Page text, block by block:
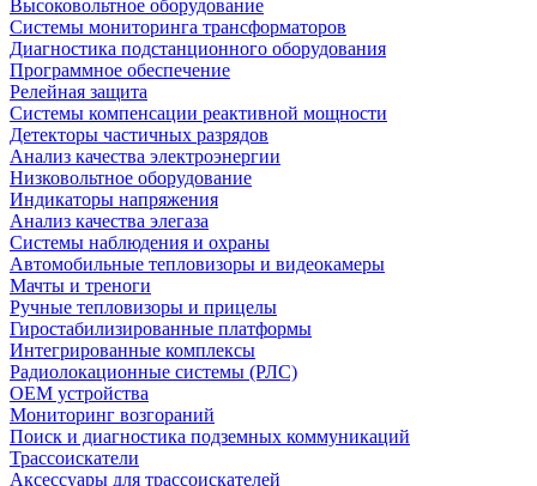
Высоковольтное оборудование
Системы мониторинга трансформаторов
Диагностика подстанционного оборудования
Программное обеспечение
Релейная защита
Системы компенсации реактивной мощности
Детекторы частичных разрядов
Анализ качества электроэнергии
Низковольтное оборудование
Индикаторы напряжения
Анализ качества элегаза
Системы наблюдения и охраны
Автомобильные тепловизоры и видеокамеры
Мачты и треноги
Ручные тепловизоры и прицелы
Гиростабилизированные платформы
Интегрированные комплексы
Радиолокационные системы (РЛС)
OEM устройства
Мониторинг возгораний
Поиск и диагностика подземных коммуникаций
Трассоискатели
Аксессуары для трассоискателей